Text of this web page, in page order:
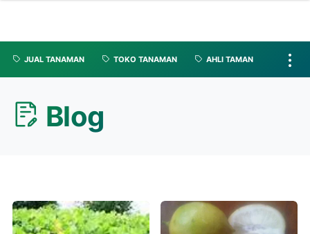
JUAL TANAMAN TOKO TANAMAN AHLI TAMAN
Blog